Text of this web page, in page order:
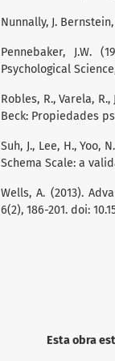
Nunnally, J.
Pennebaker, J.W.
Psychological
Robles, R., Varela,
Beck: Propiedades
Suh, J., Lee, H., Yoo,
Schema Scale: a
Wells, A. (2013).
6(2), 186-201. doi:
Esta obra